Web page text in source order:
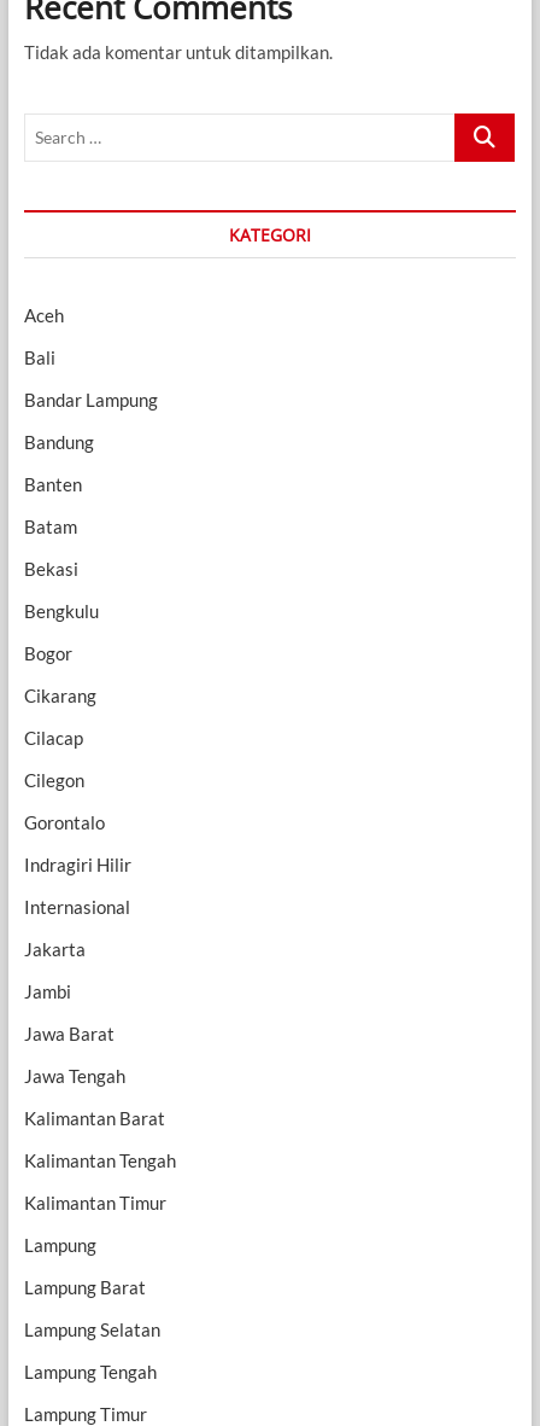
Tidak ada komentar untuk ditampilkan.
Search
KATEGORI
Aceh
Bali
Bandar Lampung
Bandung
Banten
Batam
Bekasi
Bengkulu
Bogor
Cikarang
Cilacap
Cilegon
Gorontalo
Indragiri Hilir
Internasional
Jakarta
Jambi
Jawa Barat
Jawa Tengah
Kalimantan Barat
Kalimantan Tengah
Kalimantan Timur
Lampung
Lampung Barat
Lampung Selatan
Lampung Tengah
Lampung Timur